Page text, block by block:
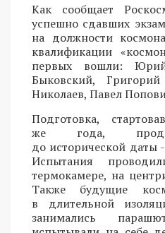
Как сообщает
успешно сдавших
на должности
квалификации
первых вошли:
Быковский,
Николаев, Павел
Подготовка,
же года,
до исторической даты
Испытания
термокамере, на
Также будущие
в длительной
занимались